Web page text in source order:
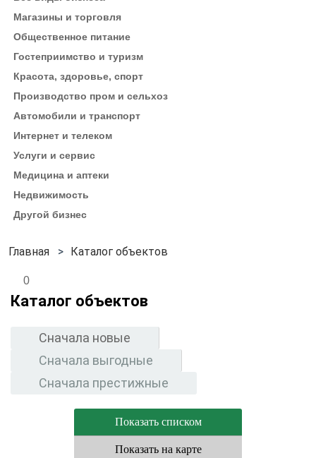
Магазины и торговля
Общественное питание
Гостеприимство и туризм
Красота, здоровье, спорт
Производство пром и сельхоз
Автомобили и транспорт
Интернет и телеком
Услуги и сервис
Медицина и аптеки
Недвижимость
Другой бизнес
Каталог объектов
0
Каталог объектов
Сначала новые
Сначала выгодные
Сначала престижные
Показать списком
Показать на карте